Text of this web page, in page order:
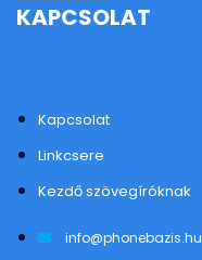
KAPCSOLAT
Kapcsolat
Linkcsere
Kezdő szövegíróknak
info@phonebazis.hu